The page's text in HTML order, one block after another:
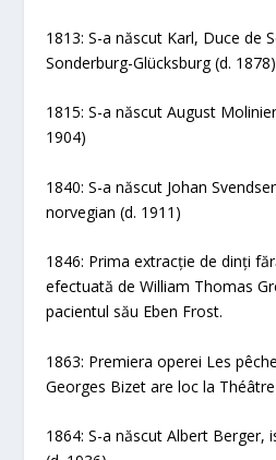
1813: S-a născut Karl, Duce de
Sonderburg-Glücksburg (d. 1878)
1815: S-a născut August
1904)
1840: S-a născut Johan
norvegian (d. 1911)
1846: Prima extracție de dinți
efectuată de William Thomas
pacientul său Eben Frost.
1863: Premiera operei Les
Georges Bizet are loc la
1864: S-a născut Albert Berger,